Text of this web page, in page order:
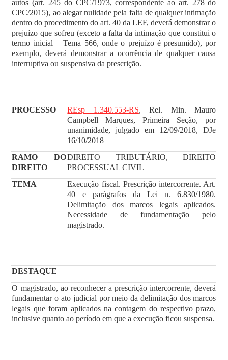
autos (art. 245 do CPC/1973, correspondente ao art. 278 do
CPC/2015), ao alegar nulidade pela falta de qualquer intimação
dentro do procedimento do art. 40 da LEF, deverá demonstrar o
prejuízo que sofreu (exceto a falta da intimação que constitui o
termo inicial – Tema 566, onde o prejuízo é presumido), por
exemplo, deverá demonstrar a ocorrência de qualquer causa
interruptiva ou suspensiva da prescrição.
PROCESSO REsp 1.340.553-RS, Rel. Min. Mauro
Campbell Marques, Primeira Seção, por
unanimidade, julgado em 12/09/2018, DJe
16/10/2018
RAMO DO
DIREITO
DIREITO TRIBUTÁRIO, DIREITO
PROCESSUAL CIVIL
TEMA
Execução fiscal. Prescrição intercorrente. Art.
40 e parágrafos da Lei n. 6.830/1980.
Delimitação dos marcos legais aplicados.
Necessidade de fundamentação pelo
magistrado.
DESTAQUE
O magistrado, ao reconhecer a prescrição intercorrente, deverá
fundamentar o ato judicial por meio da delimitação dos marcos
legais que foram aplicados na contagem do respectivo prazo,
inclusive quanto ao período em que a execução ficou suspensa.